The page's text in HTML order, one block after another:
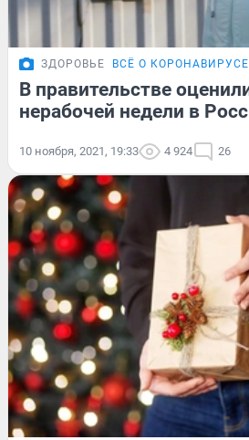
ЗДОРОВЬЕ ВСЁ О КОРОНАВИРУСЕ
В правительстве
нерабочей недели в
10 ноября, 2021, 19:33 4 924 26